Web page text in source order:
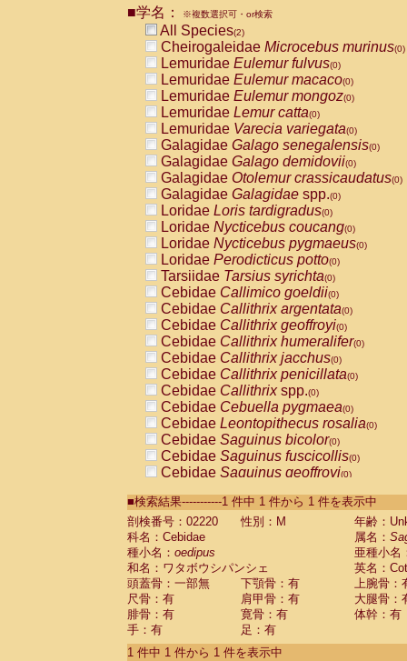
■学名： ※複数選択可・or検索
All Species(2)
Cheirogaleidae Microcebus murinus(0)
Lemuridae Eulemur fulvus(0)
Lemuridae Eulemur macaco(0)
Lemuridae Eulemur mongoz(0)
Lemuridae Lemur catta(0)
Lemuridae Varecia variegata(0)
Galagidae Galago senegalensis(0)
Galagidae Galago demidovii(0)
Galagidae Otolemur crassicaudatus(0)
Galagidae Galagidae spp.(0)
Loridae Loris tardigradus(0)
Loridae Nycticebus coucang(0)
Loridae Nycticebus pygmaeus(0)
Loridae Perodicticus potto(0)
Tarsiidae Tarsius syrichta(0)
Cebidae Callimico goeldii(0)
Cebidae Callithrix argentata(0)
Cebidae Callithrix geoffroyi(0)
Cebidae Callithrix humeralifer(0)
Cebidae Callithrix jacchus(0)
Cebidae Callithrix penicillata(0)
Cebidae Callithrixspp.(0)
Cebidae Cebuella pygmaea(0)
Cebidae Leontopithecus rosalia(0)
Cebidae Saguinus bicolor(0)
Cebidae Saguinus fuscicollis(0)
Cebidae Saguinus geoffroyi(0)
CebidaeSaguinus labiatus(0)
Cebidae Saguinus leucopus (0)
Cebidae
Cebidae
CebidaeSaguinus nigricollis (1)
Cebidae Saguinus oedipus
Cebidae Saguinus weddelli
Cebidae Saguinusspp.
Cebidae Aotus trivirgatus
Cebidae Cebus albifrons
■検索結果-----------1 件中 1 件から 1 件を表示中
剖検番号：02220
性別：M
年齢：
科名：Cebidae
属名：
種小名： oedipus
亜種小名
和名：ワタボウシパンシェ
英名：
頭蓋骨：一部無
下顎骨：有
上腕骨：
尺骨：有
肩甲骨：有
大腿骨：
腓骨：有
寛骨：有
体幹：有
手：有
足：有
1 件中 1 件から 1 件を表示中